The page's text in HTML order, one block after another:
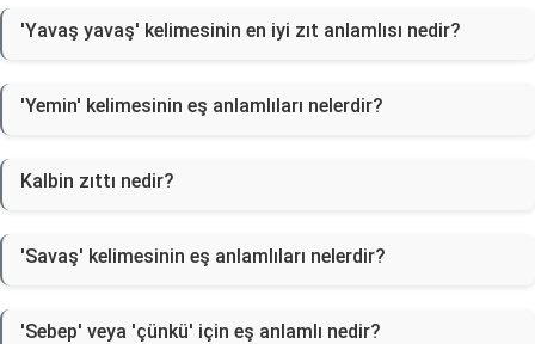
'Yavaş yavaş' kelimesinin en iyi zıt anlamlısı nedir?
'Yemin' kelimesinin eş anlamlıları nelerdir?
Kalbin zıttı nedir?
'Savaş' kelimesinin eş anlamlıları nelerdir?
'Sebep' veya 'çünkü' için eş anlamlı nedir?